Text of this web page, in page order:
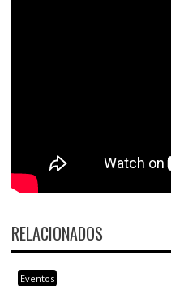
RELACIONADOS
Eventos